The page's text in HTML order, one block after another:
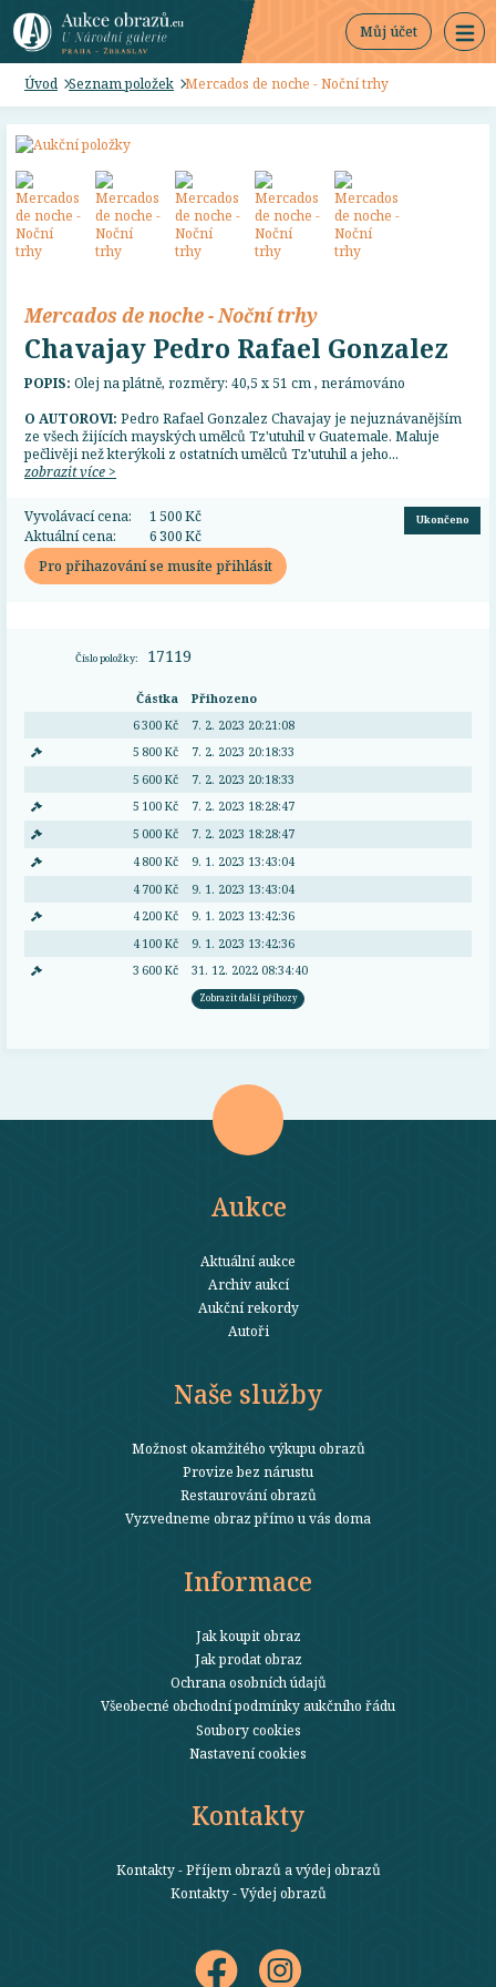
Můj účet
Úvod Seznam položek Mercados de noche - Noční trhy
Mercados de noche - Noční trhy
Chavajay Pedro Rafael Gonzalez
POPIS: Olej na plátně, rozměry: 40,5 x 51 cm , nerámováno
O AUTOROVI: Pedro Rafael Gonzalez Chavajay je nejuznávanějším
ze všech žijících mayských umělců Tz'utuhil v Guatemale. Maluje
pečlivěji než kterýkoli z ostatních umělců Tz'utuhil a jeho...
zobrazit více >
Vyvolávací cena:
1 500 Kč
Aktuální cena:
6 300 Kč
Ukončeno
Pro přihazování se musíte přihlásit
Číslo položky: 17119
Částka
Přihozeno
6 300 Kč
7. 2. 2023 20:21:08
5 800 Kč
7. 2. 2023 20:18:33
5 600 Kč
7. 2. 2023 20:18:33
5 100 Kč
7. 2. 2023 18:28:47
5 000 Kč
7. 2. 2023 18:28:47
4 800 Kč
9. 1. 2023 13:43:04
4 700 Kč
9. 1. 2023 13:43:04
4 200 Kč
9. 1. 2023 13:42:36
4 100 Kč
9. 1. 2023 13:42:36
3 600 Kč
31. 12. 2022 08:34:40
Zobrazit další příhozy
Aukce
Aktuální aukce
Archiv aukcí
Aukční rekordy
Autoři
Naše služby
Možnost okamžitého výkupu obrazů
Provize bez nárustu
Restaurování obrazů
Vyzvedneme obraz přímo u vás doma
Informace
Jak koupit obraz
Jak prodat obraz
Ochrana osobních údajů
Všeobecné obchodní podmínky aukčního řádu
Soubory cookies
Nastavení cookies
Kontakty
Kontakty - Příjem obrazů a výdej obrazů
Kontakty - Výdej obrazů